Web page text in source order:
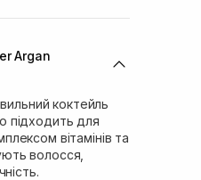
В наявності
Немає в наявності!
Argan
коктейль
підходить для
вітамінів та
волосся,